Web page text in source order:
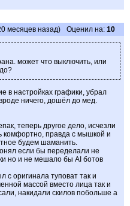
месяцев назад) Оценил на: 10
может что выключить, или
в настройках графики, убрал
ничего, дошёл до мед.
теперь другое дело, исчезли
комфортно, правда с мышкой и
будем шаманить.
если бы переделали не
но и не мешало бы AI ботов
с оригинала туповат так и
массой вместо лица так и
накидали скилов побольше а